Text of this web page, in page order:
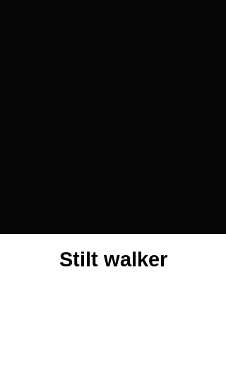
Stilt walker